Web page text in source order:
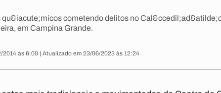
cometendo delitos no
em Campina Grande.
2014 às 6:00 | Atualizado em 23/06/2023 às 12:24